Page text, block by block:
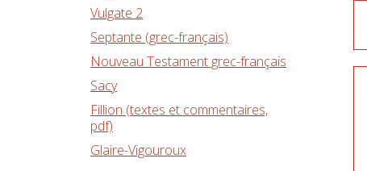
Vulgate 2
Septante (grec-français)
Nouveau Testament grec-français
Sacy
Fillion (textes et commentaires,
pdf)
Glaire-Vigouroux